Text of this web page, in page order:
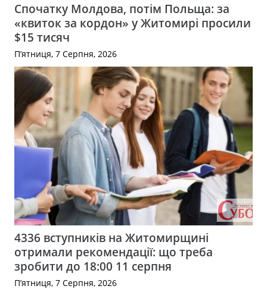
Спочатку Молдова, потім Польща: за
«квиток за кордон» у Житомирі просили
$15 тисяч
П’ятниця, 7 Серпня, 2026
4336 вступників на Житомирщині
отримали рекомендації: що треба
зробити до 18:00 11 серпня
П’ятниця, 7 Серпня, 2026